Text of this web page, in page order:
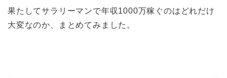
果たしてサラリーマンで年収1000万稼ぐのはどれだけ
大変なのか、まとめてみました。